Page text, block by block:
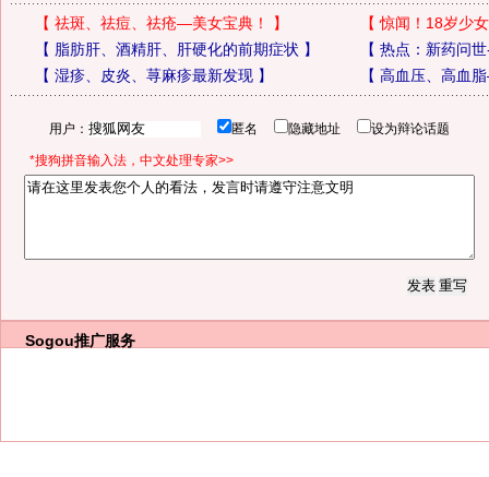
【 祛斑、祛痘、祛疮—美女宝典！ 】 【惊闻！18岁少
【 脂肪肝、酒精肝、肝硬化的前期症状 】 【 热点：新药问
【 湿疹、皮炎、荨麻疹最新发现】 【 高血压、高血
用户： 匿名 隐藏地址 设为辩论话题
*搜狗拼音输入法，中文处理专家>>
Sogou推广服务